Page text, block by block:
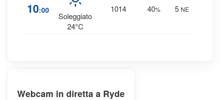
10:00
Soleggiato
24°C
1014 40% 5 NE
Webcam in diretta a Ryde